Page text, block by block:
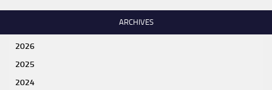
ARCHIVES
2026
2025
2024